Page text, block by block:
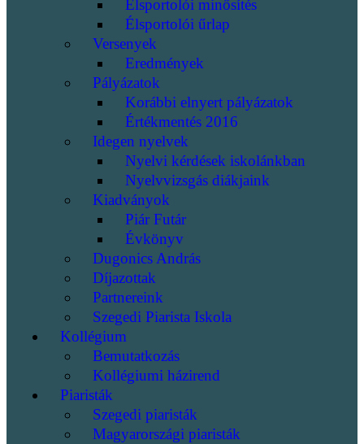
Élsportolói minősítés
Élsportolói űrlap
Versenyek
Eredmények
Pályázatok
Korábbi elnyert pályázatok
Értékmentés 2016
Idegen nyelvek
Nyelvi kérdések iskolánkban
Nyelvvizsgás diákjaink
Kiadványok
Piár Futár
Évkönyv
Dugonics András
Díjazottak
Partnereink
Szegedi Piarista Iskola
Kollégium
Bemutatkozás
Kollégiumi házirend
Piaristák
Szegedi piaristák
Magyarországi piaristák